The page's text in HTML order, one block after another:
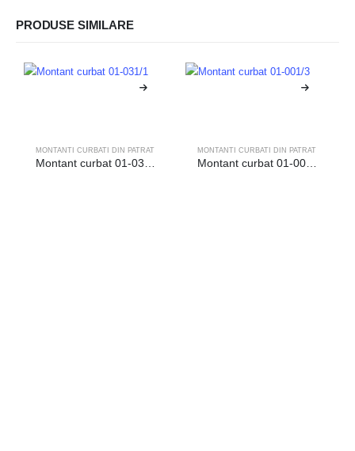
PRODUSE SIMILARE
MONTANTI CURBATI DIN PATRAT MONTANTI CURBATI DIN PATRAT